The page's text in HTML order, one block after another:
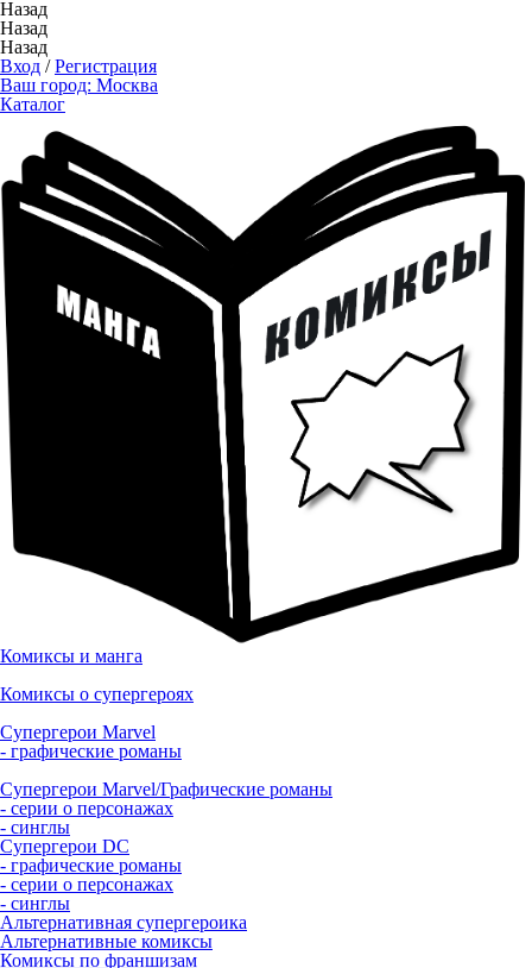
Назад
Назад
Назад
Вход /Регистрация
Ваш город: Москва
Каталог
Комиксы и манга
Комиксы о супергероях
Супергерои Marvel
- графические романы
Супергерои Marvel/Графические романы
- серии о персонажах
- синглы
Супергерои DC
- графические романы
- серии о персонажах
- синглы
Альтернативная супергероика
Альтернативные комиксы
Комиксы по франшизам